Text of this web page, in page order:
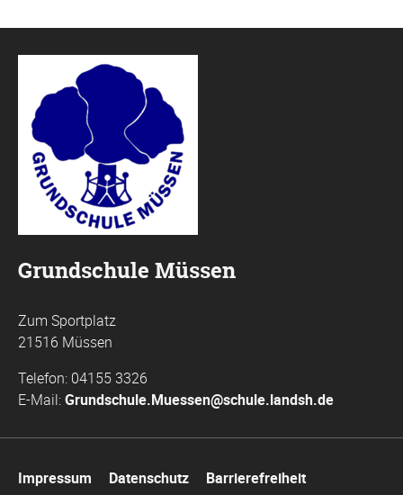
Grundschule Müssen
Zum Sportplatz
21516 Müssen
Telefon: 04155 3326
E-Mail:Grundschule.Muessen@schule.landsh.de
überspringen
Impressum Datenschutz Barrierefreiheit